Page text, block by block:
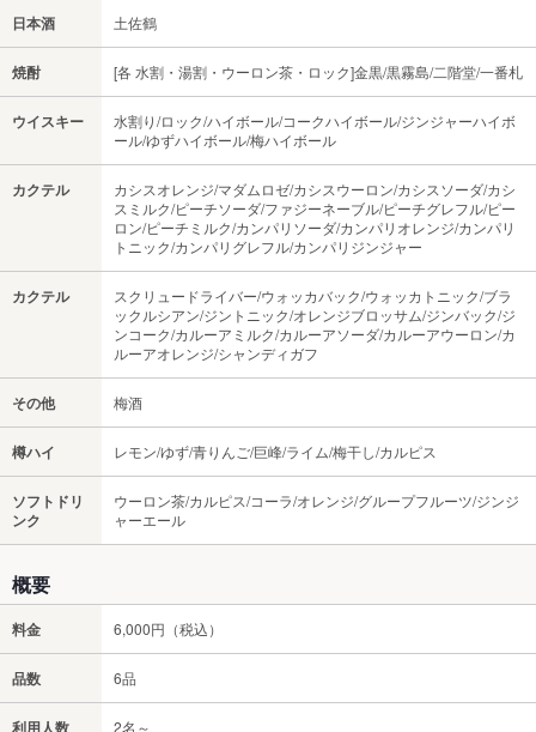
日本酒 土佐鶴
焼酎 [各 水割・湯割・ウーロン茶・ロック]金黒/黒霧島/二階堂/一番札
ウイスキー
水割り/ロック/ハイボール/コークハイボール/ジンジャーハイボ
ール/ゆずハイボール/梅ハイボール
カクテル
カシスオレンジ/マダムロゼ/カシスウーロン/カシスソーダ/カシ
スミルク/ピーチソーダ/ファジーネーブル/ピーチグレフル/ピー
ロン/ピーチミルク/カンパリソーダ/カンパリオレンジ/カンパリ
トニック/カンパリグレフル/カンパリジンジャー
カクテル
スクリュードライバー/ウォッカバック/ウォッカトニック/ブラ
ックルシアン/ジントニック/オレンジブロッサム/ジンバック/ジ
ンコーク/カルーアミルク/カルーアソーダ/カルーアウーロン/カ
ルーアオレンジ/シャンディガフ
その他 梅酒
樽ハイ レモン/ゆず/青りんご/巨峰/ライム/梅干し/カルピス
ソフトドリ
ンク
ウーロン茶/カルピス/コーラ/オレンジ/グループフルーツ/ジンジ
ャーエール
概要
料金 6,000円（税込）
品数 6品
利用人数 2名～